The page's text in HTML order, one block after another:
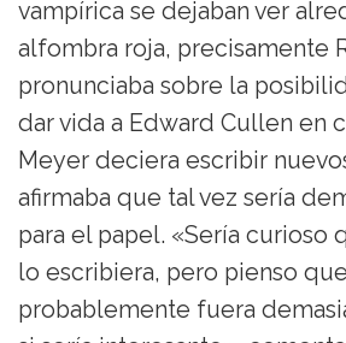
vampírica se dejaban ver
alfombra roja, precisamente
pronunciaba sobre la
dar vida a Edward Cullen en
Meyer deciera escribir
afirmaba que tal vez sería
para el papel. «Sería curioso
lo escribiera, pero pienso que
probablemente fuera